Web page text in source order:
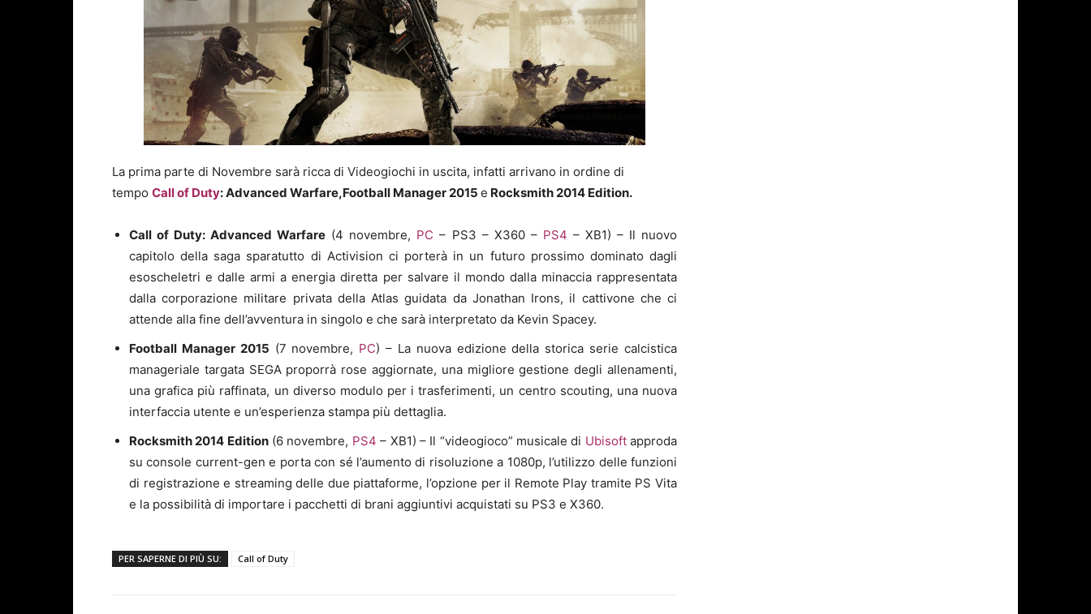
La prima parte di Novembre sarà ricca di Videogiochi in uscita, infatti arrivano in ordine di
tempo Call of Duty: Advanced Warfare,Football Manager 2015 e Rocksmith 2014 Edition.
Call of Duty: Advanced Warfare (4 novembre, PC – PS3 – X360 – PS4 – XB1) – Il nuovo
capitolo della saga sparatutto di Activision ci porterà in un futuro prossimo dominato dagli
esoscheletri e dalle armi a energia diretta per salvare il mondo dalla minaccia rappresentata
dalla corporazione militare privata della Atlas guidata da Jonathan Irons, il cattivone che ci
attende alla fine dell’avventura in singolo e che sarà interpretato da Kevin Spacey.
Football Manager 2015 (7 novembre, PC) – La nuova edizione della storica serie calcistica
manageriale targata SEGA proporrà rose aggiornate, una migliore gestione degli allenamenti,
una grafica più raffinata, un diverso modulo per i trasferimenti, un centro scouting, una nuova
interfaccia utente e un’esperienza stampa più dettaglia.
Rocksmith 2014 Edition(6 novembre, PS4 – XB1) – Il “videogioco” musicale di Ubisoftapproda
su console current-gen e porta con sé l’aumento di risoluzione a 1080p, l’utilizzo delle funzioni
di registrazione e streaming delle due piattaforme, l’opzione per il Remote Play tramite PS Vita
e la possibilità di importare i pacchetti di brani aggiuntivi acquistati su PS3 e X360.
PER SAPERNE DI PIÙ SU: Call of Duty